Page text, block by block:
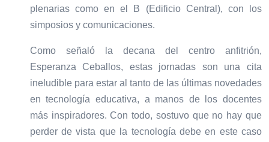
plenarias como en el B (Edificio Central), con los
simposios y comunicaciones.
Como señaló la decana del centro anfitrión,
Esperanza Ceballos, estas jornadas son una cita
ineludible para estar al tanto de las últimas novedades
en tecnología educativa, a manos de los docentes
más inspiradores. Con todo, sostuvo que no hay que
perder de vista que la tecnología debe en este caso